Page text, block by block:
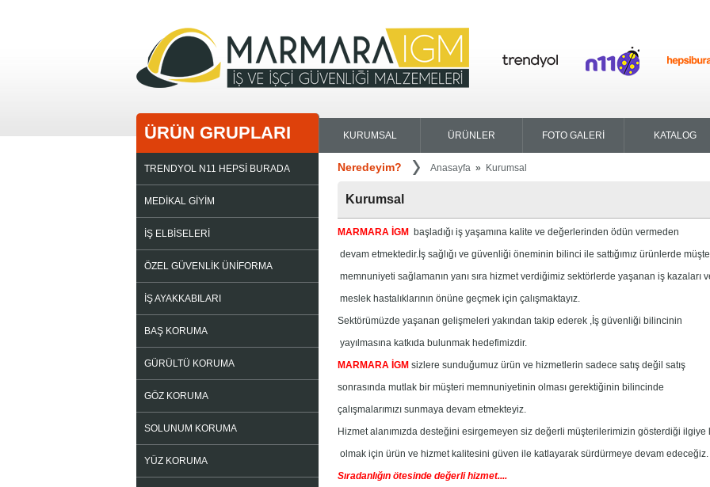
ÜRÜN GRUPLARI KURUMSAL ÜRÜNLER FOTO GALERİ KATALOG
TRENDYOL N11 HEPSİ BURADA
MEDİKAL GİYİM
İŞ ELBİSELERİ
ÖZEL GÜVENLİK ÜNİFORMA
İŞ AYAKKABILARI
BAŞ KORUMA
GÜRÜLTÜ KORUMA
GÖZ KORUMA
SOLUNUM KORUMA
YÜZ KORUMA
Neredeyim? Anasayfa » Kurumsal
Kurumsal
MARMARA İGM
başladığı iş yaşamına kalite ve değerlerinden ödün vermeden
devam etmektedir.İş sağlığı ve güvenliği öneminin bilinci ile sattığımız ürünlerde
memnuniyeti sağlamanın yanı sıra hizmet verdiğimiz sektörlerde yaşanan iş kazaları
meslek hastalıklarının önüne geçmek için çalışmaktayız.
Sektörümüzde yaşanan gelişmeleri yakından takip ederek ,İş güvenliği bilincinin
yayılmasına katkıda bulunmak hedefimizdir.
MARMARA İGM sizlere sunduğumuz ürün ve hizmetlerin sadece satış değil satış
sonrasında mutlak bir müşteri memnuniyetinin olması gerektiğinin bilincinde
çalışmalarımızı sunmaya devam etmekteyiz.
Hizmet alanımızda desteğini esirgemeyen siz değerli müşterilerimizin gösterdiği ilgiye
olmak için ürün ve hizmet kalitesini güven ile katlayarak sürdürmeye devam edeceğiz.
Sıradanlığın ötesinde değerli hizmet....